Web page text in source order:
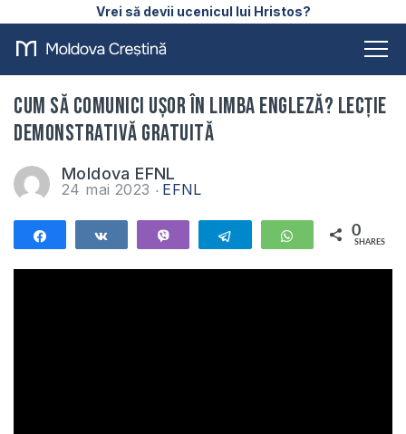
Vrei să devii ucenicul lui Hristos?
CUM SĂ COMUNICI UȘOR ÎN LIMBA ENGLEZĂ? Lecție
demonstrativă gratuită
Moldova EFNL
24 mai 2023 EFNL
Telegram WhatsApp
0
SHARES